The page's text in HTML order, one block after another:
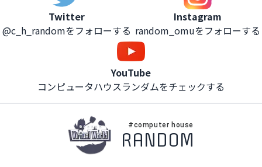
Twitter
@c_h_randomをフォローする
Instagram
random_omuをフォローする
YouTube
コンピュータハウスランダムをチェックする
#computer house
RANDOM